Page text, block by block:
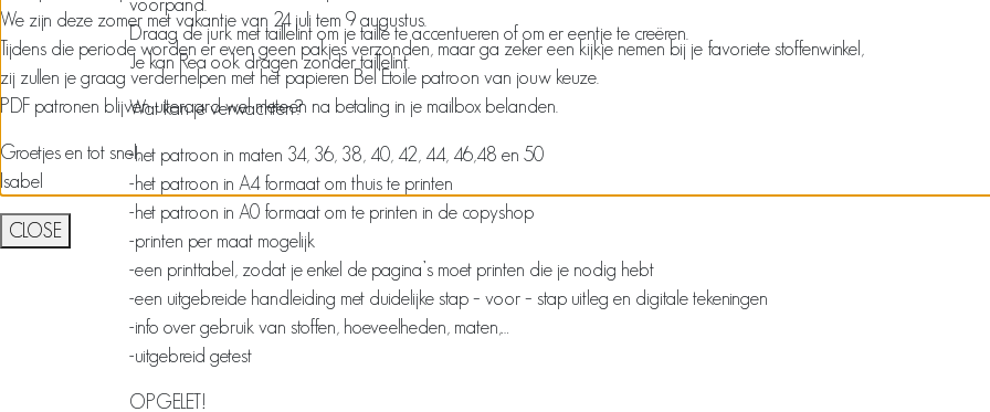
voorpand.
Draag de jurk met taillelint om je taille te accentueren of om er eentje te creëren.
Je kan Rea ook dragen zonder taillelint.
Wat kan je verwachten?
-het patroon in maten 34, 36, 38, 40, 42, 44, 46,48 en 50
-het patroon in A4 formaat om thuis te printen
-het patroon in A0 formaat om te printen in de copyshop
-printen per maat mogelijk
-een printtabel, zodat je enkel de pagina’s moet printen die je nodig hebt
-een uitgebreide handleiding met duidelijke stap – voor – stap uitleg en digitale tekeningen
-info over gebruik van stoffen, hoeveelheden, maten,…
-uitgebreid getest
OPGELET!
We zijn deze zomer met vakantie van 24 juli tem 9 augustus.
Tijdens die periode worden er even geen pakjes verzonden, maar ga zeker een kijkje nemen bij je favoriete stoffenwinkel,
zij zullen je graag verderhelpen met het papieren Bel’Etoile patroon van jouw keuze.
PDF patronen blijven uiteraard wel meteen na betaling in je mailbox belanden.
Groetjes en tot snel,
Isabel
CLOSE